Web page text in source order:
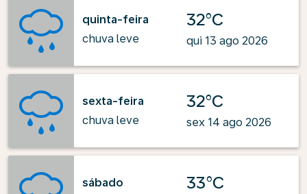
quinta-feira
chuva leve
32°C
qui 13 ago 2026
sexta-feira
chuva leve
32°C
sex 14 ago 2026
sábado
33°C